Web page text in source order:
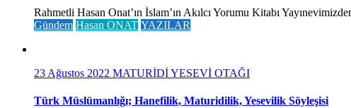
Rahmetli Hasan Onat’ın İslam’ın Akılcı Yorumu Kitabı
Gündem Hasan ONAT YAZILAR
23 Ağustos 2022 MATURİDİ YESEVİ OTAĞI
Türk Müslümanlığı; Hanefilik, Maturidilik, Yesevilik Söyleşisi